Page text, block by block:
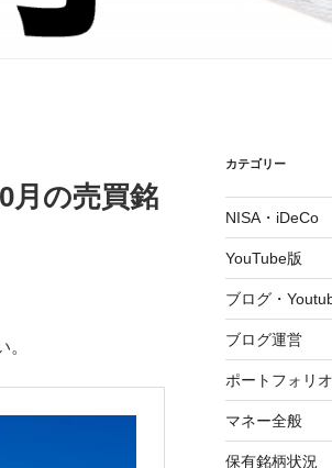
月の売買銘
カテゴリー
NISA・iDeCo
YouTube版
ブログ・
ブログ運営
ポートフォリオ
マネー全般
保有銘柄状況